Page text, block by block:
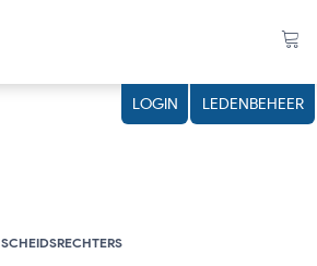
LOGIN LEDENBEHEER
SCHEIDSRECHTERS